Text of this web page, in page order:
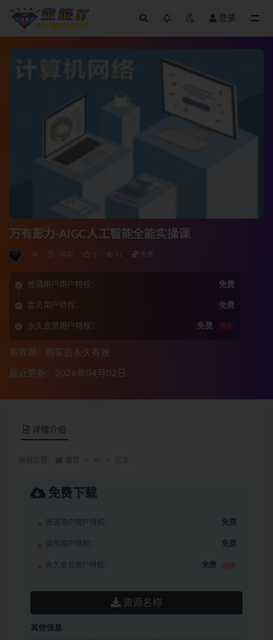
登录
万有影力-AIGC人工智能全能实操课
AI 2年前 0 51 免费
普通用户用户特权： 免费
会员用户特权： 免费
永久会员用户特权： 免费 推荐
有效期：购买后永久有效
最近更新：2026年04月02日
详情介绍
免费下载
普通用户用户特权： 免费
会员用户特权： 免费
永久会员用户特权： 免费 推荐
资源名称
其他信息